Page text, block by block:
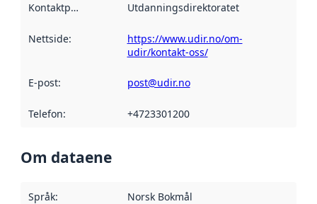
Kontaktpunkt Utdanningsdirektoratet
Nettside:
https://www.udir.no/om-
udir/kontakt-oss/
E-post: post@udir.no
Telefon: +4723301200
Om dataene
Språk: Norsk Bokmål